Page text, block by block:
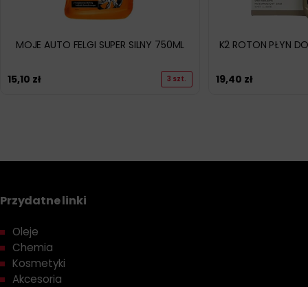
MOJE AUTO FELGI SUPER SILNY 750ML
15,10 zł 3 szt.
K2 ROTON PŁYN
19,40 zł
Przydatne linki
Oleje
Chemia
Kosmetyki
Akcesoria